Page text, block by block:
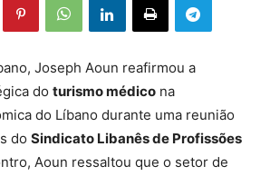
Joseph Aoun reafirmou a
do turismo médico na
do Líbano durante uma reunião
do Sindicato Libanês de Profissões
Aoun ressaltou que o setor de